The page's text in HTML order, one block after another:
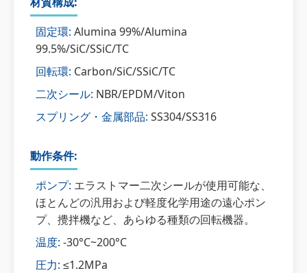
固定環: Alumina 99%/Alumina
99.5%/SiC/SSiC/TC
回転環: Carbon/SiC/SSiC/TC
二次シール: NBR/EPDM/Viton
スプリング・金属部品: SS304/SS316
動作条件:
ポンプ: エラストマー二次シールが使用可能な、
ほとんどの汎用および軽度化学用途の遠心ポン
プ、攪拌機など、あらゆる種類の回転機器。
温度: -30°C~200°C
圧力: ≤1.2MPa